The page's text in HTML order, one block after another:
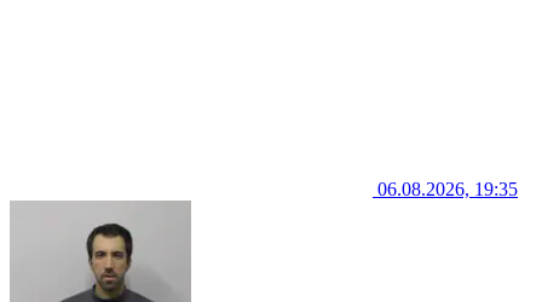
06.08.2026, 19:35